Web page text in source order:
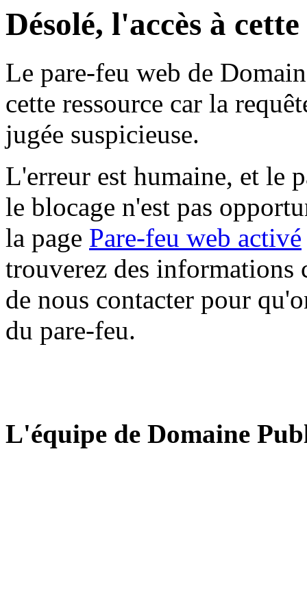
Désolé, l'accès à
Le pare-feu web de
cette ressource car la
jugée suspicieuse.
L'erreur est humaine, et le
le blocage n'est pas
la page Pare-feu web activé
trouverez des informations
de nous contacter pour
du pare-feu.
L'équipe de Domaine